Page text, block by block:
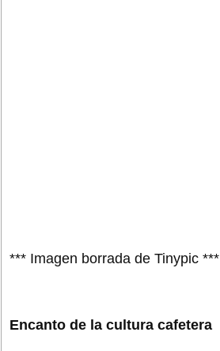
*** Imagen borrada de Tinypic ***
Encanto de la cultura cafetera